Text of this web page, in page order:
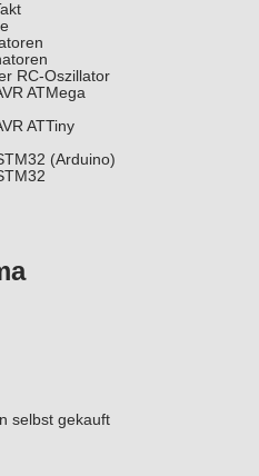
RC-Oszillator
ATMega
ATTiny
(Arduino)
selbst gekauft